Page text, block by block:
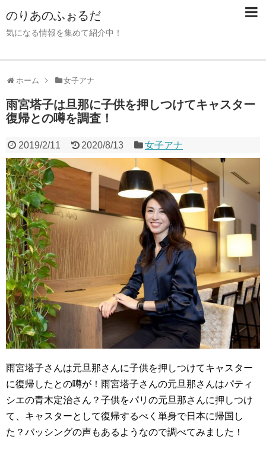
のりあのふぉるだ
気になる情報を集めて紹介中！
ホーム 女子アナ
雨宮塔子は旦那に子供を押しつけてキャスター
復帰との噂を調査！
2019/2/11 2020/8/13 女子アナ
雨宮塔子さんは元旦那さんに子供を押しつけてキャスター
に復帰したとの噂が！雨宮塔子さんの元旦那さんはパティ
シエの青木定治さん？子供をパリの元旦那さんに押しつけ
て、キャスターとして復帰するべく単身で日本に帰国し
た？バッシングの声もあるようなので調べてみました！